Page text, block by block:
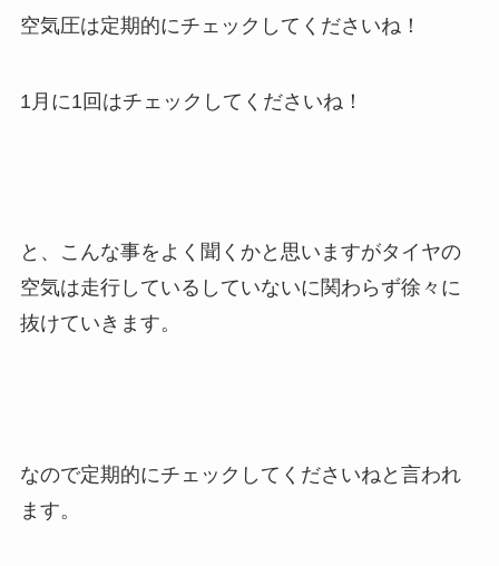
空気圧は定期的にチェックしてくださいね！
1月に1回はチェックしてくださいね！
と、こんな事をよく聞くかと思いますがタイヤの
空気は走行しているしていないに関わらず徐々に
抜けていきます。
なので定期的にチェックしてくださいねと言われ
ます。